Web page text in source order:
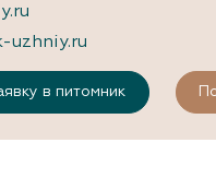
в питомник